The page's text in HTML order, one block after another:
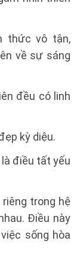
thức vô tận,
về sự sáng
đều có linh
kỳ diệu.
điều tất yếu
trong hệ
Điều này
sống hòa